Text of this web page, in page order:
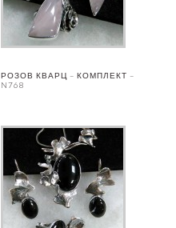
РОЗОВ КВАРЦ – КОМПЛЕКТ –
N768